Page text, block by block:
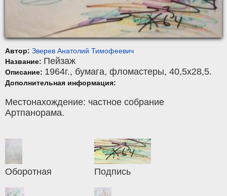
Автор: Зверев Анатолий Тимофеевич
Название: Пейзаж
Описание: 1964г., бумага, фломастеры, 40,5x28,5.
Дополнительная информация:
Местонахождение: частное собрание
Артпанорама.
Оборотная Подпись